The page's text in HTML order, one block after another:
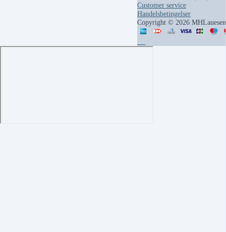
Customer service
Handelsbetingelser
Copyright © 2026 MHLauesen